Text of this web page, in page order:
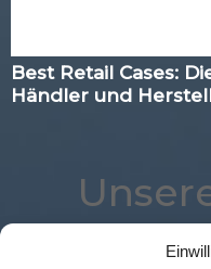
Best Retail Cases:
Händler und